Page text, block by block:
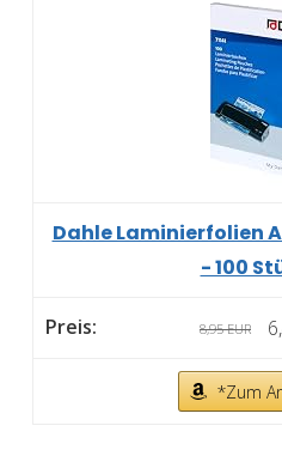
Dahle Laminierfolien
- 100
8,95 EUR
*Zum